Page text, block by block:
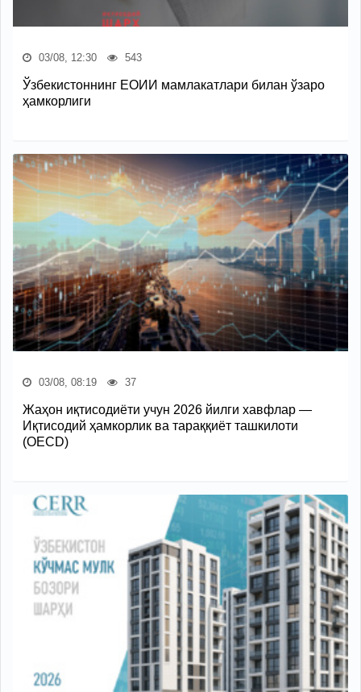
03/08, 12:30 543
Ўзбекистоннинг ЕОИИ мамлакатлари билан ўзаро
ҳамкорлиги
03/08, 08:19 37
Жаҳон иқтисодиёти учун 2026 йилги хавфлар —
Иқтисодий ҳамкорлик ва тараққиёт ташкилоти
(OECD)